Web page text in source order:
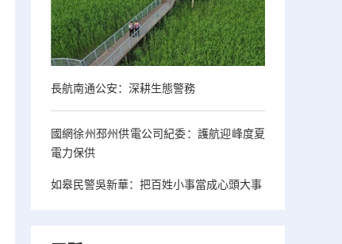
長航南通公安：深耕生態警務
國網徐州邳州供電公司紀委：護航迎峰度夏
電力保供
如皋民警吳新華：把百姓小事當成心頭大事